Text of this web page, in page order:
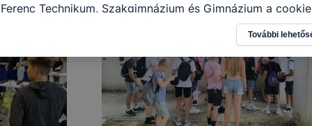
Ferenc Technikum, Szakgimnázium és Gimnázium a
célokból használja: információ gyűjtése azzal
a honlapot -annak felmérésével, hogy a honlap melyik
használja leginkább, így megtudhatjuk, hogyan
felhasználói élményt, ha ismét meglátogatja oldalunkat,
Hogyan ellenőrizheti és hogyan tudja kikapcsolni a
böngésző engedélyezi a cookie-k beállításának a
További